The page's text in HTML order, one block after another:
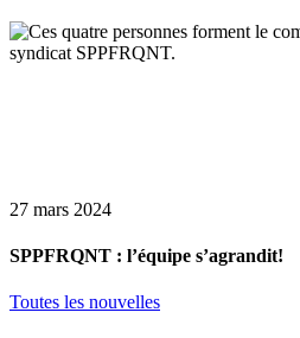
27 mars 2024
SPPFRQNT : l’équipe s’agrandit!
Toutes les nouvelles